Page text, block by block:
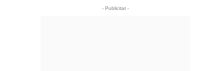
- Publicitat -